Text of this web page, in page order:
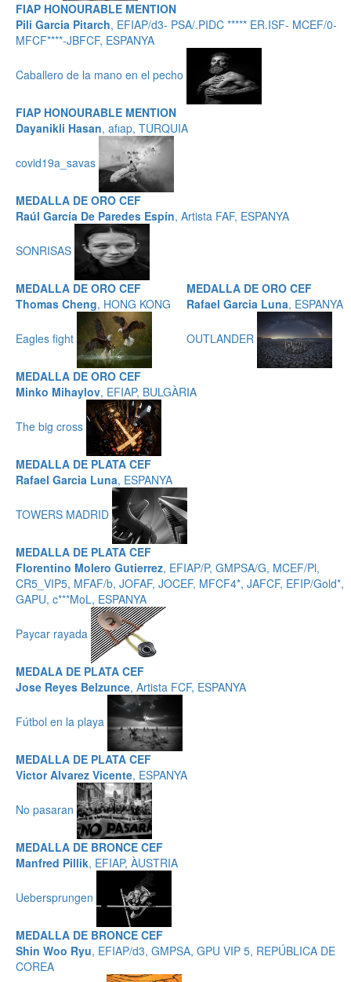
FIAP HONOURABLE MENTION
Pili Garcia Pitarch, EFIAP/d3- PSA/.PIDC ***** ER.ISF- MCEF/0-
MFCF****-JBFCF, ESPANYA
Caballero de la mano en el pecho
FIAP HONOURABLE MENTION
Dayanikli Hasan, afıap, TURQUIA
covid19a_savas
MEDALLA DE ORO CEF
Raúl García De Paredes Espín, Artista FAF, ESPANYA
SONRISAS
MEDALLA DE ORO CEF
Thomas Cheng, HONG KONG
Eagles fight
MEDALLA DE ORO CEF
Rafael Garcia Luna, ESPANYA
OUTLANDER
MEDALLA DE ORO CEF
Minko Mihaylov, EFIAP, BULGÀRIA
The big cross
MEDALLA DE PLATA CEF
Rafael Garcia Luna, ESPANYA
TOWERS MADRID
MEDALLA DE PLATA CEF
Florentino Molero Gutierrez, EFIAP/P, GMPSA/G, MCEF/Pl,
CR5_VIP5, MFAF/b, JOFAF, JOCEF, MFCF4*, JAFCF, EFIP/Gold*,
GAPU, c***MoL, ESPANYA
Paycar rayada
MEDALA DE PLATA CEF
Jose Reyes Belzunce, Artista FCF, ESPANYA
Fútbol en la playa
MEDALLA DE PLATA CEF
Victor Alvarez Vicente, ESPANYA
No pasaran
MEDALLA DE BRONCE CEF
Manfred Pillik, EFIAP, ÀUSTRIA
Uebersprungen
MEDALLA DE BRONCE CEF
Shin Woo Ryu, EFIAP/d3, GMPSA, GPU VIP 5, REPÚBLICA DE
COREA